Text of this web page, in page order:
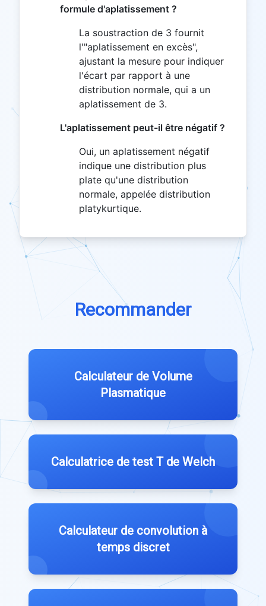
formule d'aplatissement ?
La soustraction de 3 fournit
l'"aplatissement en excès",
ajustant la mesure pour indiquer
l'écart par rapport à une
distribution normale, qui a un
aplatissement de 3.
L'aplatissement peut-il être négatif ?
Oui, un aplatissement négatif
indique une distribution plus
plate qu'une distribution
normale, appelée distribution
platykurtique.
Recommander
Calculateur de Volume
Plasmatique
Calculatrice de test T de Welch
Calculateur de convolution à
temps discret